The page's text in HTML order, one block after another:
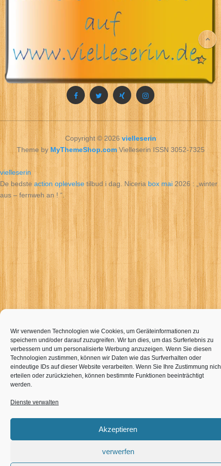
Copyright © 2026vielleserin
Theme by MyThemeShop.comVielleserin ISSN 3052-7325
vielleserin
Wir verwenden Technologien wie Cookies, um Geräteinformationen zu
speichern und/oder darauf zuzugreifen. Wir tun dies, um das Surferlebnis zu
verbessern und um personalisierte Werbung anzuzeigen. Wenn Sie diesen
Technologien zustimmen, können wir Daten wie das Surfverhalten oder
eindeutige IDs auf dieser Website verarbeiten. Wenn Sie Ihre Zustimmung
erteilen oder zurückziehen, können bestimmte Funktionen beeinträchtigt
werden.
Dienste verwalten
Akzeptieren
verwerfen
De bedsteaction oplevelsetilbud i dag. Niceria box mai2026 : „winter
aus – fernweh an ! “.